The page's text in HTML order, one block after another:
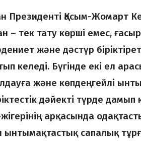
Президенті Қасым-Жомарт
– тек тату көрші емес,
және дәстүр
келеді. Бүгінде екі ел
және көпдеңгейлі
дәйекті түрде
арқасында
ынтымақтастық сапалық